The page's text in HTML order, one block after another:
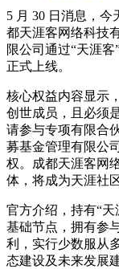
5 月 30 日消息，
都天涯客网络科技
限公司通过“天涯
正式上线。
核心权益内容显示
创世成员，且必须
请参与专项有限合
募基金管理有限公
权。成都天涯客网
体，将成为天涯社
官方介绍，持有“
基础节点，拥有参
利，实行少数服从
态建设及未来发展